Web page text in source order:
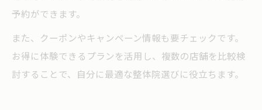
予約ができます。
また、クーポンやキャンペーン情報も要チェックです。
お得に体験できるプランを活用し、複数の店舗を比較検
討することで、自分に最適な整体院選びに役立ちます。